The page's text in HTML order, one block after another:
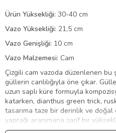
Ürün Yüksekliği: 30-40 cm
Vazo Yüksekliği: 21,5 cm
Vazo Genişliği: 10 cm
Vazo Malzemesi: Cam
Çizgili cam vazoda düzenlenen bu
güllerin canlılığıyla öne çıkar.
uzun saplı küre formuyla
katarken, dianthus green trick,
tasarıma taze bir derinlik ve doğal
yaprağı aranjmana zarif bir
detayı özenli bir bitiş sağlar.